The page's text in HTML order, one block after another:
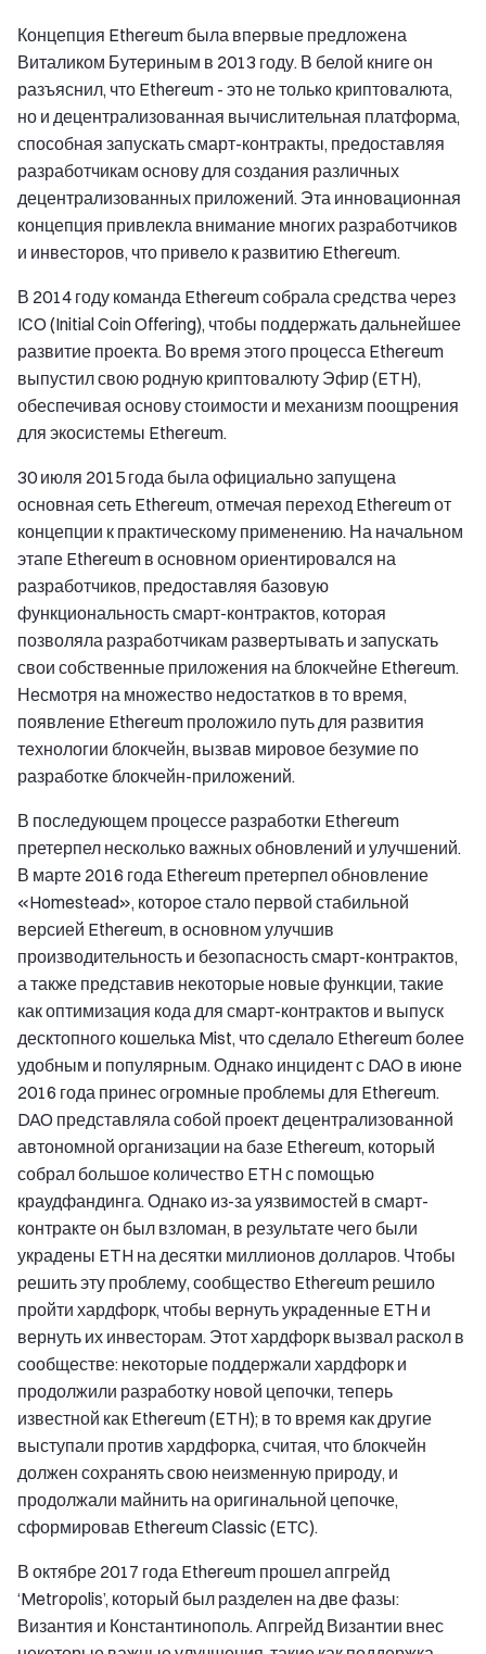
Концепция Ethereum была впервые предложена
Виталиком Бутериным в 2013 году. В белой книге он
разъяснил, что Ethereum - это не только криптовалюта,
но и децентрализованная вычислительная платформа,
способная запускать смарт-контракты, предоставляя
разработчикам основу для создания различных
децентрализованных приложений. Эта инновационная
концепция привлекла внимание многих разработчиков
и инвесторов, что привело к развитию Ethereum.
В 2014 году команда Ethereum собрала средства через
ICO (Initial Coin Offering), чтобы поддержать дальнейшее
развитие проекта. Во время этого процесса Ethereum
выпустил свою родную криптовалюту Эфир (ETH),
обеспечивая основу стоимости и механизм поощрения
для экосистемы Ethereum.
30 июля 2015 года была официально запущена
основная сеть Ethereum, отмечая переход Ethereum от
концепции к практическому применению. На начальном
этапе Ethereum в основном ориентировался на
разработчиков, предоставляя базовую
функциональность смарт-контрактов, которая
позволяла разработчикам развертывать и запускать
свои собственные приложения на блокчейне Ethereum.
Несмотря на множество недостатков в то время,
появление Ethereum проложило путь для развития
технологии блокчейн, вызвав мировое безумие по
разработке блокчейн-приложений.
В последующем процессе разработки Ethereum
претерпел несколько важных обновлений и улучшений.
В марте 2016 года Ethereum претерпел обновление
«Homestead», которое стало первой стабильной
версией Ethereum, в основном улучшив
производительность и безопасность смарт-контрактов,
а также представив некоторые новые функции, такие
как оптимизация кода для смарт-контрактов и выпуск
десктопного кошелька Mist, что сделало Ethereum более
удобным и популярным. Однако инцидент с DAO в июне
2016 года принес огромные проблемы для Ethereum.
DAO представляла собой проект децентрализованной
автономной организации на базе Ethereum, который
собрал большое количество ETH с помощью
краудфандинга. Однако из-за уязвимостей в смарт-
контракте он был взломан, в результате чего были
украдены ETH на десятки миллионов долларов. Чтобы
решить эту проблему, сообщество Ethereum решило
пройти хардфорк, чтобы вернуть украденные ETH и
вернуть их инвесторам. Этот хардфорк вызвал раскол в
сообществе: некоторые поддержали хардфорк и
продолжили разработку новой цепочки, теперь
известной как Ethereum (ETH); в то время как другие
выступали против хардфорка, считая, что блокчейн
должен сохранять свою неизменную природу, и
продолжали майнить на оригинальной цепочке,
сформировав Ethereum Classic (ETC).
В октябре 2017 года Ethereum прошел апгрейд
‘Metropolis’, который был разделен на две фазы:
Византия и Константинополь. Апгрейд Византии внес